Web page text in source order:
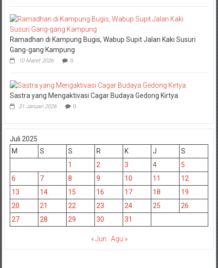
Ramadhan di Kampung Bugis, Wabup Supit Jalan Kaki Susuri
Gang-gang Kampung
10 Maret 2026 0
Sastra yang Mengaktivasi Cagar Budaya Gedong Kirtya
31 Januari 2026 0
Juli 2025
M
S S R K J
S
1
2 3 4
5
6
7 8 9 10 11
12
13
14 15 16 17 18
19
20
21 22 23 24 25
26
27
28 29 30 31
« Jun Agu »